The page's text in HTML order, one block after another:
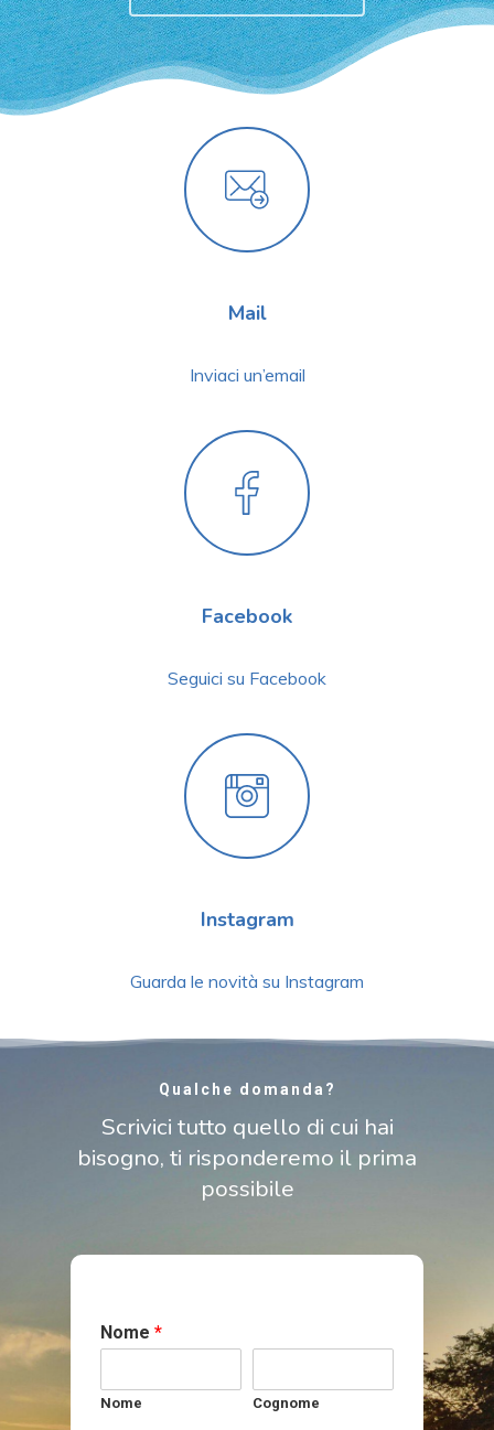
Mail
Inviaci un’email
Facebook
Seguici su Facebook
Instagram
Guarda le novità su Instagram
Qualche domanda?
Scrivici tutto quello di cui hai
bisogno, ti risponderemo il prima
possibile
Nome *
Nome Cognome